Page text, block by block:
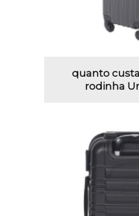
quanto
rodinha